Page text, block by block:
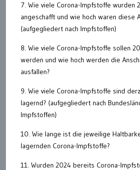
7. Wie viele Corona-Impfstoffe wurden
angeschafft und wie hoch waren diese
(aufgegliedert nach Impfstoffen)
8. Wie viele Corona-Impfstoffe sollen
werden und wie hoch werden die
ausfallen?
9. Wie viele Corona-Impfstoffe sind
lagernd? (aufgegliedert nach
Impfstoffen)
10. Wie lange ist die jeweilige
lagernden Corona-Impfstoffe?
11. Wurden 2024 bereits Corona-